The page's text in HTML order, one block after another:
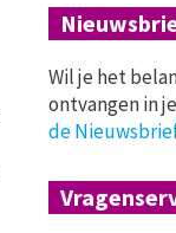
Wil je het
ontvangen in
de